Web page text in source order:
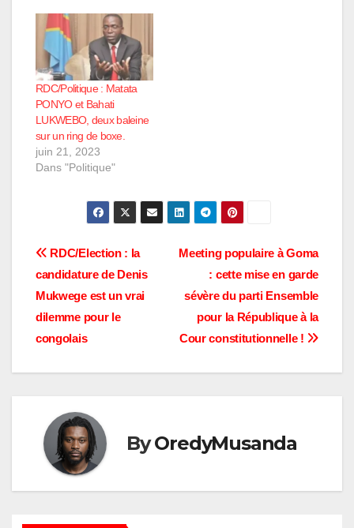
RDC/Politique : Matata
PONYO et Bahati
LUKWEBO, deux baleine
sur un ring de boxe.
juin 21, 2023
Dans "Politique"
Navigation
de
l’article
Meeting populaire à Goma
: cette mise en garde
sévère du parti Ensemble
pour la République à la
Cour constitutionnelle !
RDC/Election : la
candidature de Denis
Mukwege est un vrai
dilemme pour le
congolais
ByOredyMusanda